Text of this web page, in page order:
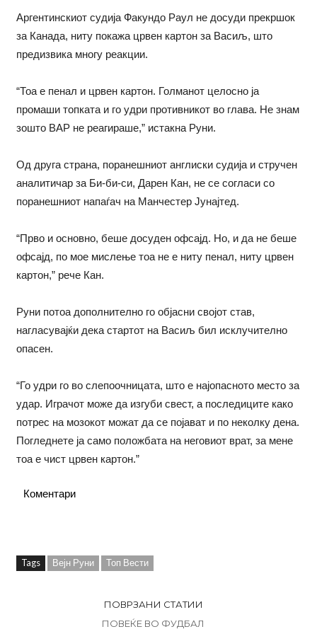
Аргентинскиот судија Факундо Раул не досуди прекршок
за Канада, ниту покажа црвен картон за Васиљ, што
предизвика многу реакции.
“Тоа е пенал и црвен картон. Голманот целосно ја
промаши топката и го удри противникот во глава. Не знам
зошто ВАР не реагираше,” истакна Руни.
Од друга страна, поранешниот англиски судија и стручен
аналитичар за Би-би-си, Дарен Кан, не се согласи со
поранешниот напаѓач на Манчестер Јунајтед.
“Прво и основно, беше досуден офсајд. Но, и да не беше
офсајд, по мое мислење тоа не е ниту пенал, ниту црвен
картон,” рече Кан.
Руни потоа дополнително го објасни својот став,
нагласувајќи дека стартот на Васиљ бил исклучително
опасен.
“Го удри го во слепоочницата, што е најопасното место за
удар. Играчот може да изгуби свест, а последиците како
потрес на мозокот можат да се појават и по неколку дена.
Погледнете ја само положбата на неговиот врат, за мене
тоа е чист црвен картон.”
Коментари
Tags Вејн Руни Топ Вести
ПОВРЗАНИ СТАТИИ
ПОВЕЌЕ ВО ФУДБАЛ